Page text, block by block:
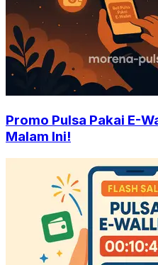
Promo Pulsa Pakai E-
Malam Ini!